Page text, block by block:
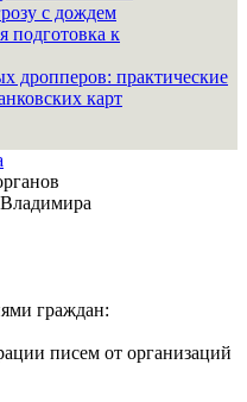
с дождем
подготовка к
дропперов: практические
карт
граждан:
писем от организаций